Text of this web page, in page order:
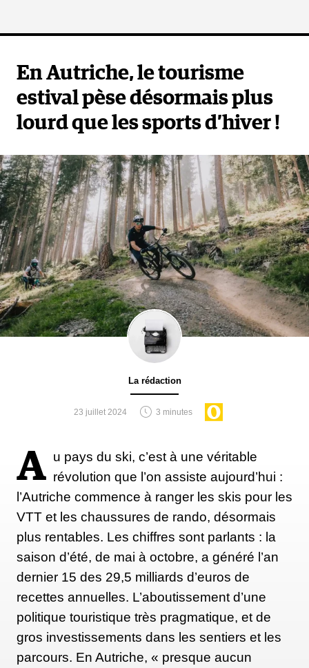
En Autriche, le tourisme
estival pèse désormais plus
lourd que les sports d’hiver !
La rédaction
23 juillet 2024 3 minutes
A u pays du ski, c’est à une véritable
révolution que l’on assiste aujourd’hui :
l’Autriche commence à ranger les skis pour les
VTT et les chaussures de rando, désormais
plus rentables. Les chiffres sont parlants : la
saison d’été, de mai à octobre, a généré l’an
dernier 15 des 29,5 milliards d’euros de
recettes annuelles. L’aboutissement d’une
politique touristique très pragmatique, et de
gros investissements dans les sentiers et les
parcours. En Autriche, « presque aucun